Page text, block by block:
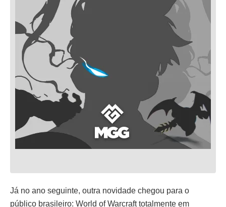
Já no ano seguinte, outra novidade chegou para o
público brasileiro: World of Warcraft totalmente em